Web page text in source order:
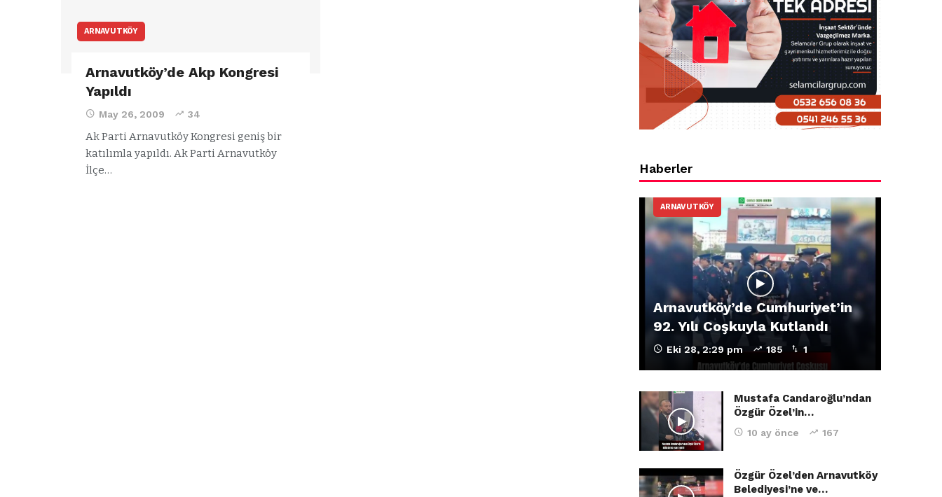
ARNAVUTKÖY
Arnavutköy’de Akp Kongresi
Yapıldı
May 26, 2009 34
Ak Parti Arnavutköy Kongresi geniş bir
katılımla yapıldı. Ak Parti Arnavutköy
İlçe… Haberler
ARNAVUTKÖY
Arnavutköy’de Cumhuriyet’in
92. Yılı Coşkuyla Kutlandı
Eki 28, 2:29 pm 185 1
Mustafa Candaroğlu’ndan
Özgür Özel’in…
10 ay önce 167
Özgür Özel’den Arnavutköy
Belediyesi’ne ve…